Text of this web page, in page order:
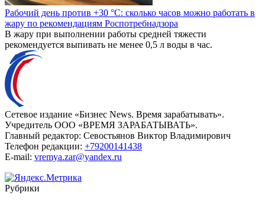
Рабочий день против +30 °C: сколько часов можно работать в
жару по рекомендациям Роспотребнадзора
В жару при выполнении работы средней тяжести
рекомендуется выпивать не менее 0,5 л воды в час.
Сетевое издание «Бизнес News. Время зарабатывать».
Учредитель ООО «ВРЕМЯ ЗАРАБАТЫВАТЬ».
Главный редактор: Севостьянов Виктор Владимирович
Телефон редакции: +79200141438
E-mail: vremya.zar@yandex.ru
Рубрики